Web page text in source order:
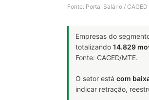
Fonte: Portal Salário /
Empresas do
totalizando 14.829
Fonte: CAGED/MTE.
O setor está com
indicar retração,